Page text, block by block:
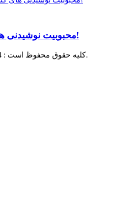
محبوبیت نوشیدنی های کنسرو شده!
© Copyright - 2010-2024 : کلیه حقوق محفوظ است.